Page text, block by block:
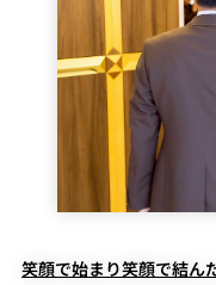
笑顔で始まり笑顔で結ん